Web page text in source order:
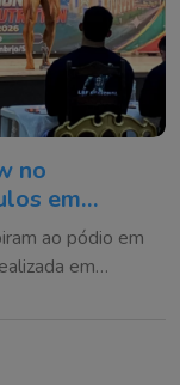
no
em
ao pódio em
em